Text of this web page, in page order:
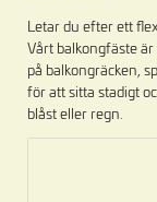
Letar du efter ett
Vårt balkongfäste
på balkongräcken,
för att sitta stadigt
blåst eller regn.